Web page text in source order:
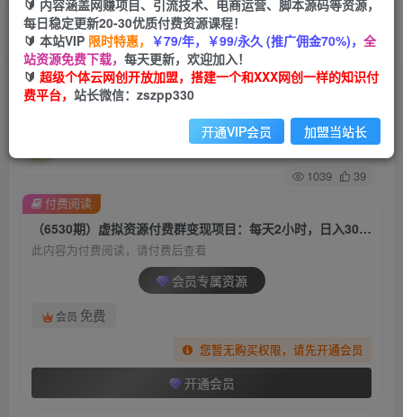
首页 创业课程 会员专属 正文
（6530期）虚拟资源付费群变现项目：每天2小
时，日入300-1000+（教程+文案库+资源）
关注 私信
1039 39
（6530期）虚拟资源付费群变现项目：每天2小时，日入300-1000+（教程+文案库+资源）
此内容为付费阅读，请付费后查看
会员专属资源
会员 免费
您暂无购买权限，请先开通会员
开通会员
付费阅读
🔰 内容涵盖网赚项目、引流技术、电商运营、脚本源码等资源，
每日稳定更新20-30优质付费资源课程！
🔰 本站VIP 限时特惠， ￥79/年，￥99/永久 (推广佣金70%)， 全
站资源免费下载， 每天更新，欢迎加入！
🔰 超级个体云网创开放加盟，搭建一个和XXX网创一样的知识付
费平台， 站长微信：zszpp330
开通VIP会员 加盟当站长